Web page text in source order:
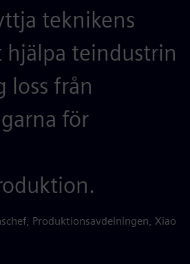
teknikens
teindustrin
loss från
för
Produktionsavdelningen, Xiao